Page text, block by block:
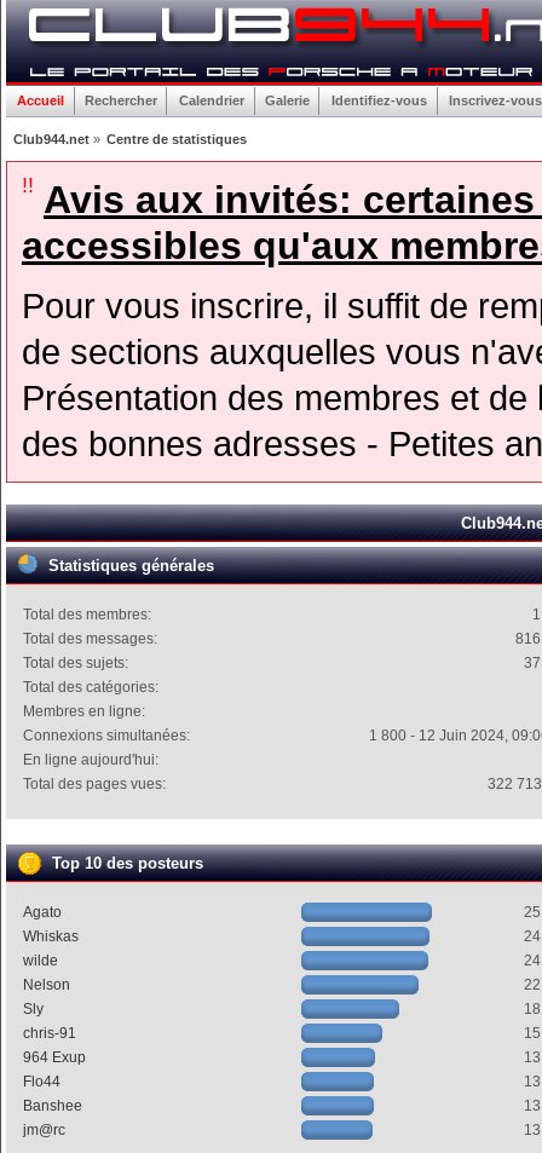
Accueil Rechercher Calendrier Galerie Identifiez-vous Inscrivez-vous
Club944.net» Centre de statistiques
!! Avis aux invités:
accessibles qu'aux
Pour vous inscrire, il suffit de
de sections auxquelles vous
Présentation des membres et
des bonnes adresses - Petites
Statistiques générales
Total des membres:
Total des messages:
Total des sujets:
Total des catégories:
Membres en ligne:
Connexions simultanées:
1 800 - 12 Juin 2024,
En ligne aujourd'hui:
Total des pages vues:
322
Top 10 des posteurs
Agato
Whiskas
wilde
Nelson
Sly
chris-91
964 Exup
Flo44
Banshee
jm@rc